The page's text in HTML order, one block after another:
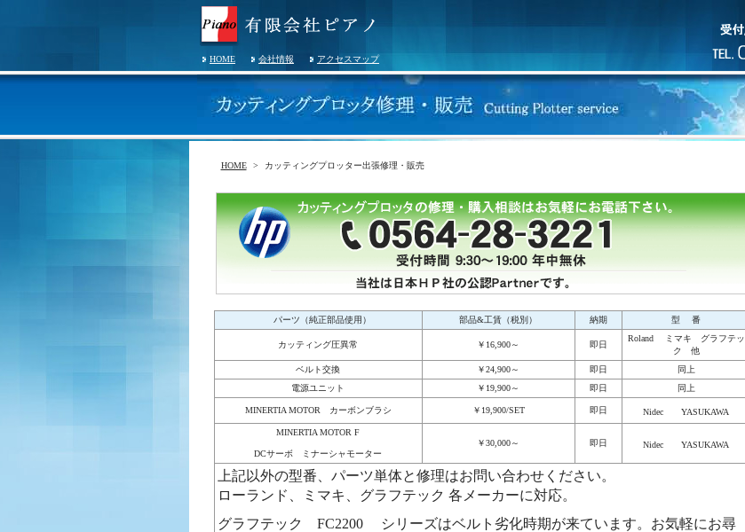
HOME 会社情報 アクセスマップ
HOME カッティングプロッター出張修理・販売
パーツ（純正部品使用） 部品&工賃（税別） 納期 型 番
カッティング圧異常 ￥16,900～ 即日
Roland ミマキ グラフテッ
ク 他
ベルト交換
￥24,900～ 即日
同上
電源ユニット
￥19,900～ 即日 同上
MINERTIA MOTOR カーボンブラシ ￥19,900/SET 即日 Nidec YASUKAWA
MINERTIA MOTOR F
DCサーボ ミナーシャモーター
￥30,000～ 即日 Nidec YASUKAWA
上記以外の型番、パーツ単体と修理はお問い合わせください。
ローランド、ミマキ、グラフテック 各メーカーに対応。
グラフテック FC2200 シリーズはベルト劣化時期が来ています。お気軽にお尋